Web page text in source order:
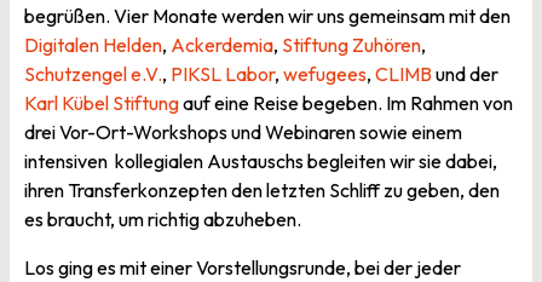
begrüßen. Vier Monate werden wir uns gemeinsam mit den
Digitalen Helden, Ackerdemia, Stiftung Zuhören,
Schutzengel e.V., PIKSL Labor, wefugees, CLIMBund der
Karl Kübel Stiftungauf eine Reise begeben. Im Rahmen von
drei Vor-Ort-Workshops und Webinaren sowie einem
intensiven kollegialen Austauschs begleiten wir sie dabei,
ihren Transferkonzepten den letzten Schliff zu geben, den
es braucht, um richtig abzuheben.
Los ging es mit einer Vorstellungsrunde, bei der jeder